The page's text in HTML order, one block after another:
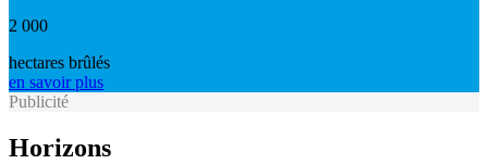
2 000
hectares brûlés
en savoir plus
Publicité
Horizons